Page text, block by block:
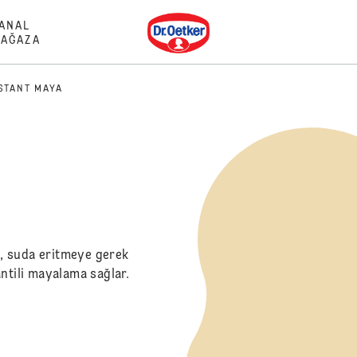
Dr. Oetker
MAYA
suda eritmeye gerek
mayalama sağlar.